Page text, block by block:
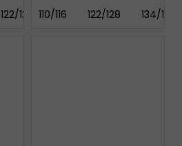
122/128 134/140 146/152
110/116 122/128 134/140